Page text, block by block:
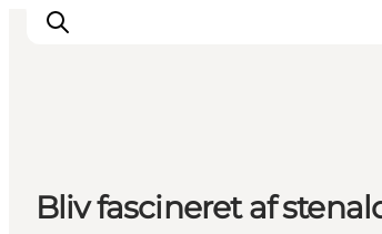
Oplevelser
Byer & Steder
Bliv fascineret af